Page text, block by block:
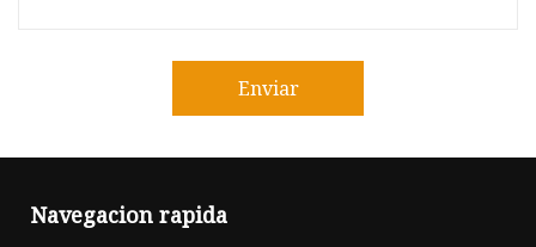
Enviar
Navegacion rapida